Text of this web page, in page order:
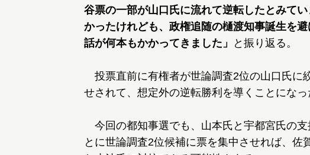
谷票の一部が山口氏に流れて逆転したとみて
かったけれども、政権追随の樋渡知事誕生を
話が何本もかかってきました」
と振り返る。
投票直前に有権者が世論調査2位の山口氏に
せされて、想定外の逆転勝利を導くことになっ
今回の都知事選でも、山本氏と宇都宮氏の支
とに世論調査2位候補に票を集中させれば、